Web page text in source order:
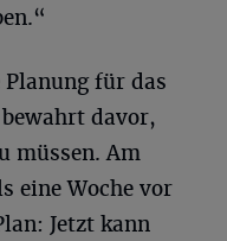
für das
davor,
müssen. Am
eine Woche vor
Jetzt kann